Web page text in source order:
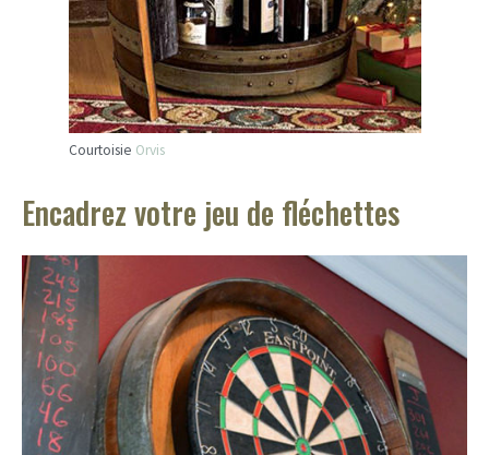
Courtoisie Orvis
Encadrez votre jeu de fléchettes